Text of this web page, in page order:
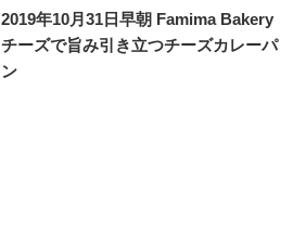
稿
ナ
去
の
投
2019年10月31日早朝 Famima Bakery
チーズで旨み引き立つチーズカレーパ
ン